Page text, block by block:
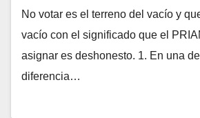
No votar es el terreno del vacío y
vacío con el significado que el
asignar es deshonesto. 1. En una
diferencia…